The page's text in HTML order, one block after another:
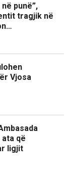
punë”,
tragjik në
Vjosa
që
ligjit